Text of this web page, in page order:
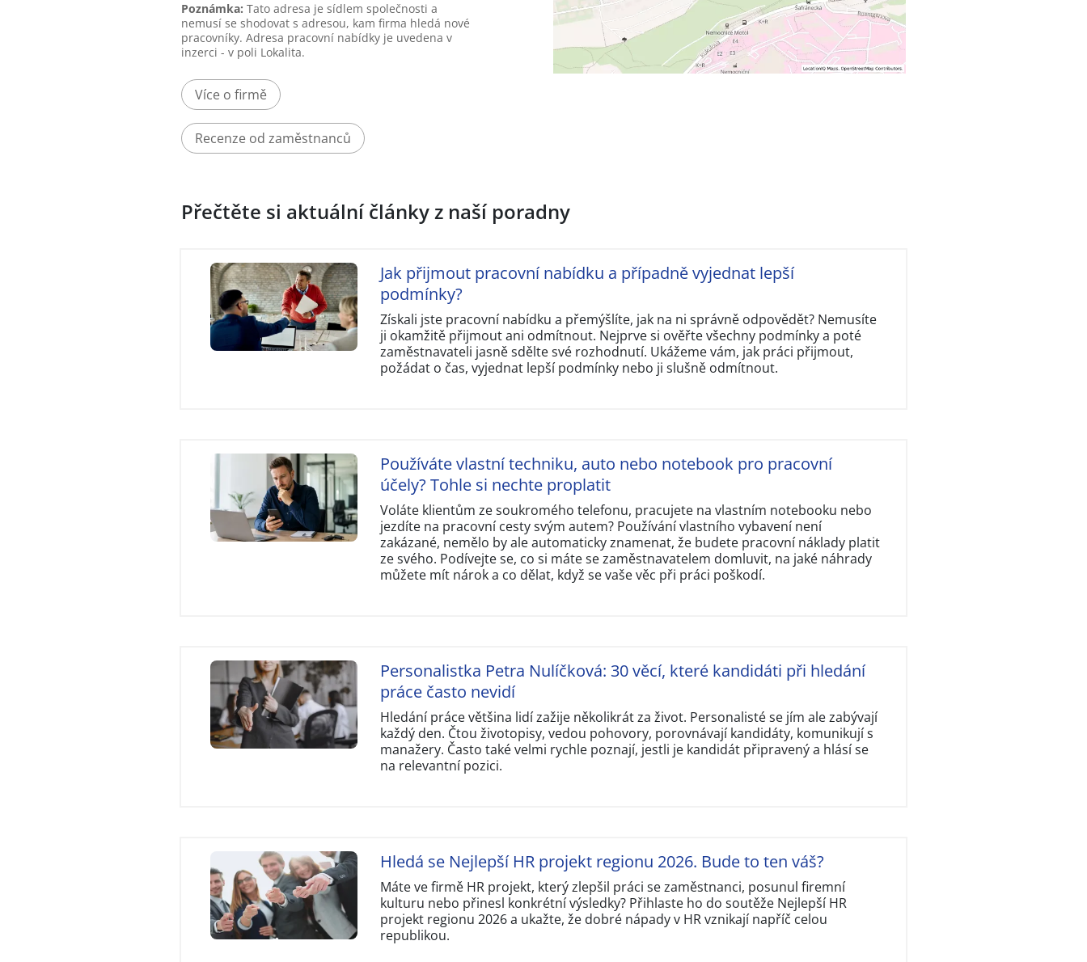
Poznámka: Tato adresa je sídlem společnosti a
nemusí se shodovat s adresou, kam firma hledá nové
pracovníky. Adresa pracovní nabídky je uvedena v
inzerci - v poli Lokalita.
Více o firmě
Recenze od zaměstnanců
Přečtěte si aktuální články z naší poradny
Jak přijmout pracovní nabídku a případně vyjednat lepší
podmínky?
Získali jste pracovní nabídku a přemýšlíte, jak na ni správně odpovědět? Nemusíte
ji okamžitě přijmout ani odmítnout. Nejprve si ověřte všechny podmínky a poté
zaměstnavateli jasně sdělte své rozhodnutí. Ukážeme vám, jak práci přijmout,
požádat o čas, vyjednat lepší podmínky nebo ji slušně odmítnout.
Používáte vlastní techniku, auto nebo notebook pro pracovní
účely? Tohle si nechte proplatit
Voláte klientům ze soukromého telefonu, pracujete na vlastním notebooku nebo
jezdíte na pracovní cesty svým autem? Používání vlastního vybavení není
zakázané, nemělo by ale automaticky znamenat, že budete pracovní náklady platit
ze svého. Podívejte se, co si máte se zaměstnavatelem domluvit, na jaké náhrady
můžete mít nárok a co dělat, když se vaše věc při práci poškodí.
Personalistka Petra Nulíčková: 30 věcí, které kandidáti při hledání
práce často nevidí
Hledání práce většina lidí zažije několikrát za život. Personalisté se jím ale zabývají
každý den. Čtou životopisy, vedou pohovory, porovnávají kandidáty, komunikují s
manažery. Často také velmi rychle poznají, jestli je kandidát připravený a hlásí se
na relevantní pozici.
Hledá se Nejlepší HR projekt regionu 2026. Bude to ten váš?
Máte ve firmě HR projekt, který zlepšil práci se zaměstnanci, posunul firemní
kulturu nebo přinesl konkrétní výsledky? Přihlaste ho do soutěže Nejlepší HR
projekt regionu 2026 a ukažte, že dobré nápady v HR vznikají napříč celou
republikou.